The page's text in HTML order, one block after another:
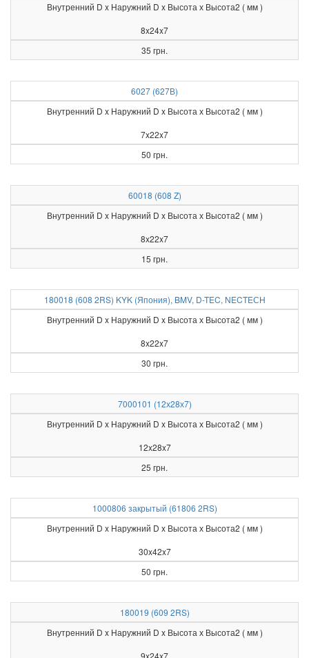
Внутренний D x Наружний D x Высота х Высота2 ( мм )
8x24x7
35 грн.
6027 (627В)
Внутренний D x Наружний D x Высота х Высота2 ( мм )
7x22x7
50 грн.
60018 (608 Z)
Внутренний D x Наружний D x Высота х Высота2 ( мм )
8x22x7
15 грн.
180018 (608 2RS) KYK (Япония), BMV, D-TEC, NECTEСH
Внутренний D x Наружний D x Высота х Высота2 ( мм )
8x22x7
30 грн.
7000101 (12х28х7)
Внутренний D x Наружний D x Высота х Высота2 ( мм )
12x28x7
25 грн.
1000806 закрытый (61806 2RS)
Внутренний D x Наружний D x Высота х Высота2 ( мм )
30x42x7
50 грн.
180019 (609 2RS)
Внутренний D x Наружний D x Высота х Высота2 ( мм )
9x24x7